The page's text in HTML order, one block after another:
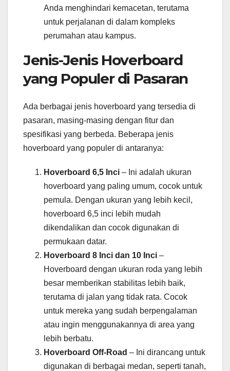
Anda menghindari kemacetan, terutama
untuk perjalanan di dalam kompleks
perumahan atau kampus.
Jenis-Jenis Hoverboard
yang Populer di Pasaran
Ada berbagai jenis hoverboard yang tersedia di
pasaran, masing-masing dengan fitur dan
spesifikasi yang berbeda. Beberapa jenis
hoverboard yang populer di antaranya:
Hoverboard 6,5 Inci – Ini adalah ukuran
hoverboard yang paling umum, cocok untuk
pemula. Dengan ukuran yang lebih kecil,
hoverboard 6,5 inci lebih mudah
dikendalikan dan cocok digunakan di
permukaan datar.
Hoverboard 8 Inci dan 10 Inci –
Hoverboard dengan ukuran roda yang lebih
besar memberikan stabilitas lebih baik,
terutama di jalan yang tidak rata. Cocok
untuk mereka yang sudah berpengalaman
atau ingin menggunakannya di area yang
lebih berbatu.
Hoverboard Off-Road – Ini dirancang untuk
digunakan di berbagai medan, seperti tanah,